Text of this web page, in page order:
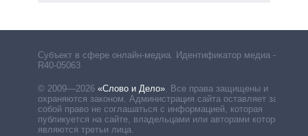
Субъект в сфере онлайн-медиа. Идентификатор медиа –
R40-05063
© 2009—2026 «Слово и Дело». Все права защищены и
охраняются законом. Администрация сайта оставляет за
собой право не соглашаться с информацией, которая
публикуется на сайте, владельцами или авторами которой
являются третьи лица.